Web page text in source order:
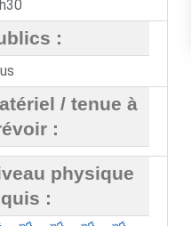
:
/ tenue à
:
physique
: